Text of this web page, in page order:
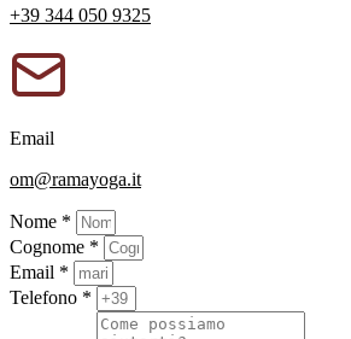
+39 344 050 9325
Email
om@ramayoga.it
Nome *
Cognome *
Email *
Telefono *